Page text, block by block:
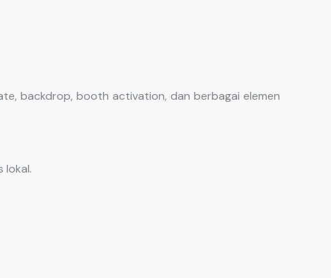
backdrop, booth activation, dan berbagai elemen
lokal.